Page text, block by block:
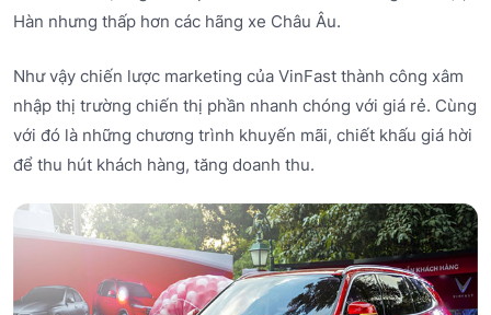
Hàn nhưng thấp hơn các hãng xe Châu Âu.
Như vậy chiến lược marketing của VinFast thành công xâm
nhập thị trường chiến thị phần nhanh chóng với giá rẻ. Cùng
với đó là những chương trình khuyến mãi, chiết khấu giá hời
để thu hút khách hàng, tăng doanh thu.